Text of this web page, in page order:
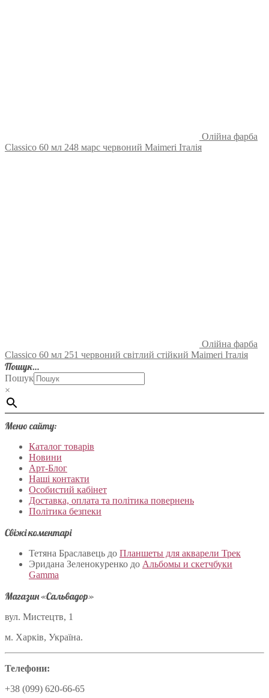
Олійна фарба
Classico 60 мл 248 марс червоний Maimeri Італія
Олійна фарба
Classico 60 мл 251 червоний світлий стійкий Maimeri Італія
Пошук…
Пошук
×
Меню сайту:
Каталог товарів
Новини
Арт-Блог
Наші контакти
Особистий кабінет
Доставка, оплата та політика повернень
Політика безпеки
Свіжі коментарі
Тетяна Браславець до Планшеты для акварели Трек
Эридана Зеленокуренко до Альбомы и скетчбуки
Gamma
Магазин «Сальвадор»
вул. Мистецтв, 1
м. Харків, Україна.
Телефони:
+38 (099) 620-66-65